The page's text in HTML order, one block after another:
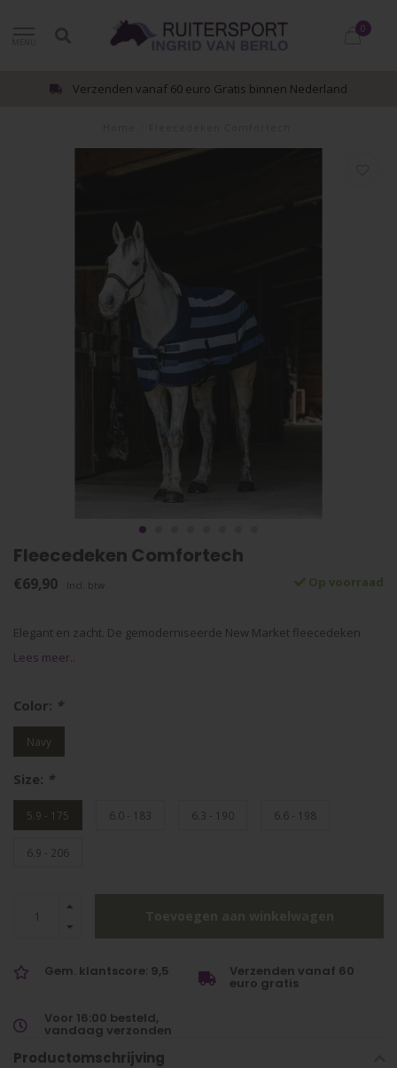
0
Verzenden vanaf 60 euro Gratis binnen Nederland
Fleecedeken Comfortech
€69,90 Incl. btw Op voorraad
Elegant en zacht. De gemoderniseerde New Market fleecedeken
Lees meer..
Color: *
Navy
Size: *
5.9 - 175 6.0 - 183 6.3 - 190 6.6 - 198
6.9 - 206
Gem. klantscore: 9,5 Verzenden vanaf 60
euro gratis
Voor 16:00 besteld,
vandaag verzonden
Productomschrijving